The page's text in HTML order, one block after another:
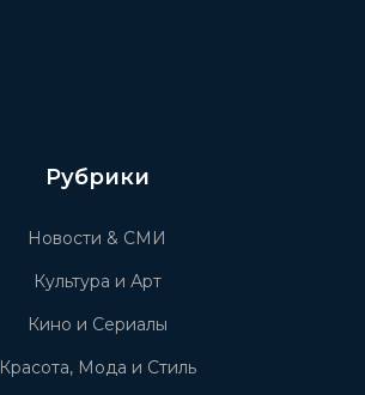
Рубрики
Новости & СМИ
Культура и Арт
Кино и Сериалы
Красота, Мода и Стиль